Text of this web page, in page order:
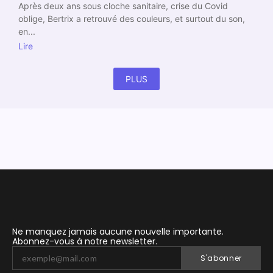
Après deux ans sous cloche sanitaire, crise du Covid
oblige, Bertrix a retrouvé des couleurs, et surtout du son,
en...
Lire
PLUS
Ne manquez jamais aucune nouvelle importante.
Abonnez-vous à notre newsletter.
S'abonner